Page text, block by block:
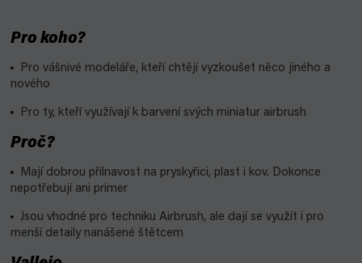
Pro koho?
Pro vášnivé modeláře, kteří chtějí vyzkoušet něco jiného a
nového
Pro ty, kteří využívají k barvení svých miniatur airbrush
Proč?
Mají dobrou přilnavost na pryskyřici, plast i kov. Dokonce
nepotřebují ani primer
Jsou vhodné pro techniku Airbrush, ale dají se využít i pro
menší detaily nanášené štětcem